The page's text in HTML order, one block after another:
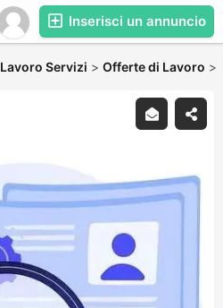
Inserisci un annuncio
Lavoro Servizi > Offerte di Lavoro >